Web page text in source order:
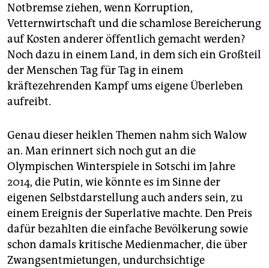
Notbremse ziehen, wenn Korruption,
Vetternwirtschaft und die schamlose Bereicherung
auf Kosten anderer öffentlich gemacht werden?
Noch dazu in einem Land, in dem sich ein Großteil
der Menschen Tag für Tag in einem
kräftezehrenden Kampf ums eigene Überleben
aufreibt.
Genau dieser heiklen Themen nahm sich Walow
an. Man erinnert sich noch gut an die
Olympischen Winterspiele in Sotschi im Jahre
2014, die Putin, wie könnte es im Sinne der
eigenen Selbstdarstellung auch anders sein, zu
einem Ereignis der Superlative machte. Den Preis
dafür bezahlten die einfache Bevölkerung sowie
schon damals kritische Medienmacher, die über
Zwangsentmietungen, undurchsichtige